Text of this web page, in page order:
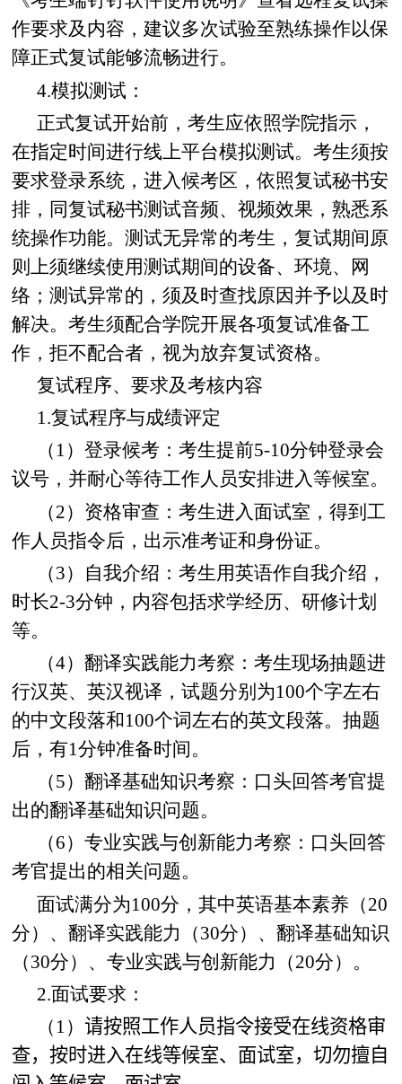
作要求及内容，建议多次试验至熟练操作以保
障正式复试能够流畅进行。
4.模拟测试：
正式复试开始前，考生应依照学院指示，
在指定时间进行线上平台模拟测试。考生须按
要求登录系统，进入候考区，依照复试秘书安
排，同复试秘书测试音频、视频效果，熟悉系
统操作功能。测试无异常的考生，复试期间原
则上须继续使用测试期间的设备、环境、网
络；测试异常的，须及时查找原因并予以及时
解决。考生须配合学院开展各项复试准备工
作，拒不配合者，视为放弃复试资格。
复试程序、要求及考核内容
1.复试程序与成绩评定
（1）登录候考：考生提前5-10分钟登录会
议号，并耐心等待工作人员安排进入等候室。
（2）资格审查：考生进入面试室，得到工
作人员指令后，出示准考证和身份证。
（3）自我介绍：考生用英语作自我介绍，
时长2-3分钟，内容包括求学经历、研修计划
等。
（4）翻译实践能力考察：考生现场抽题进
行汉英、英汉视译，试题分别为100个字左右
的中文段落和100个词左右的英文段落。抽题
后，有1分钟准备时间。
（5）翻译基础知识考察：口头回答考官提
出的翻译基础知识问题。
（6）专业实践与创新能力考察：口头回答
考官提出的相关问题。
面试满分为100分，其中英语基本素养（20
分）、翻译实践能力（30分）、翻译基础知识
（30分）、专业实践与创新能力（20分）。
2.面试要求：
（1）请按照工作人员指令接受在线资格审
查，按时进入在线等候室、面试室，切勿擅自